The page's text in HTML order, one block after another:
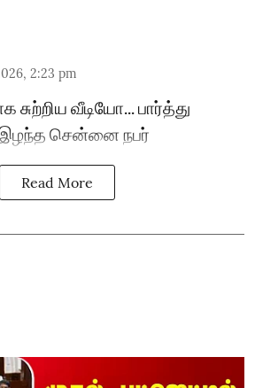
2:23 pm
சுற்றிய வீடியோ... பார்த்து
இழந்த சென்னை நபர்
Read More